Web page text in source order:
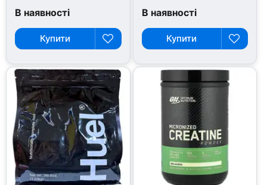
В наявності
Купити
В наявності
Купити